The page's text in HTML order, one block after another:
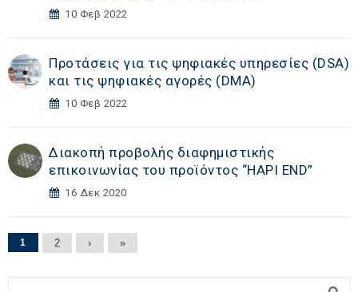
10 Φεβ 2022
Προτάσεις για τις ψηφιακές υπηρεσίες (DSA)
και τις ψηφιακές αγορές (DΜA)
10 Φεβ 2022
Διακοπή προβολής διαφημιστικής
επικοινωνίας του προϊόντος “HAPI END”
16 Δεκ 2020
Σελίδες
1 2 › »